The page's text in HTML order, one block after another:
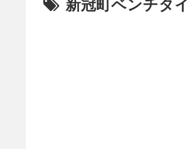
新冠町ベンチタ